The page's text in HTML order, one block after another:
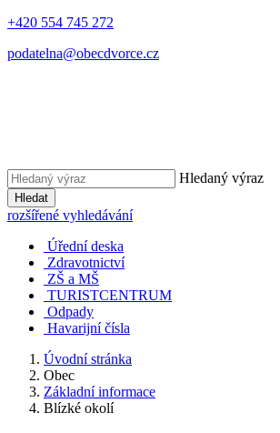
+420 554 745 272
podatelna@obecdvorce.cz
Hledaný výraz
Hledat
rozšířené vyhledávání
Úřední deska
Zdravotnictví
ZŠ a MŠ
TURISTCENTRUM
Odpady
Havarijní čísla
Úvodní stránka
Obec
Základní informace
Blízké okolí